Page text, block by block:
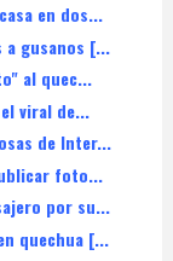
en dos...
a gusanos [...
al quec...
viral de...
de Inter...
foto...
por su...
quechua [...